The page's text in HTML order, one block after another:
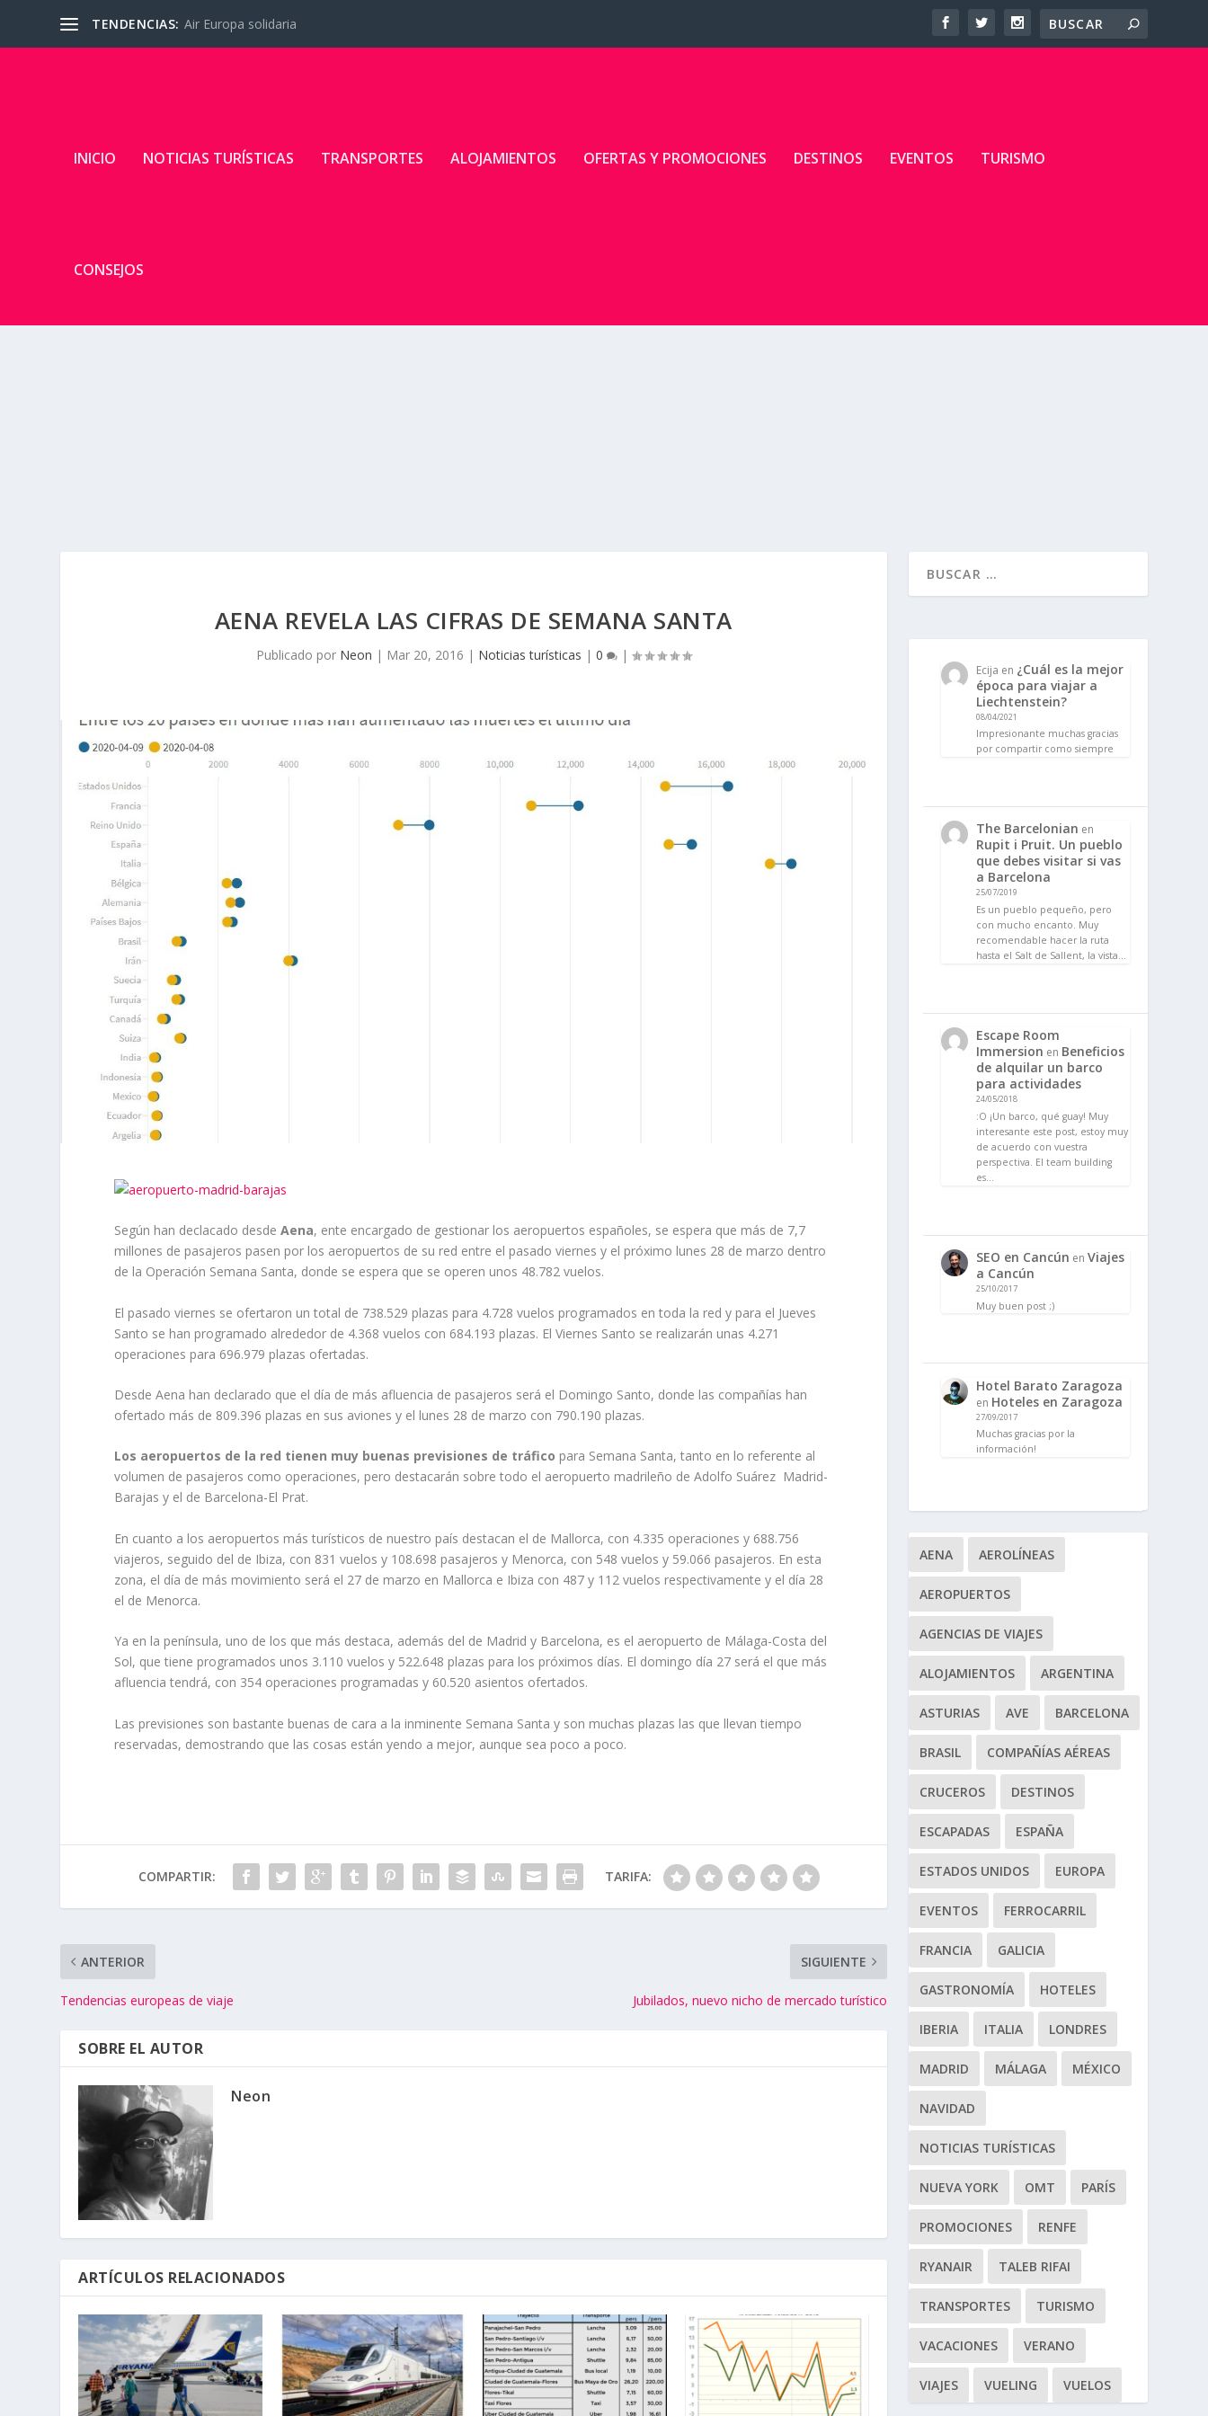
TENDENCIAS: Air Europa solidaria
INICIO NOTICIAS TURÍSTICAS TRANSPORTES ALOJAMIENTOS OFERTAS Y PROMOCIONES DESTINOS EVENTOS TURISMO
CONSEJOS
AENA REVELA LAS CIFRAS DE SEMANA SANTA
Publicado por Neon | Mar 20, 2016 | Noticias turísticas | 0 |
Según han declacado desdeAena, ente encargado de gestionar los aeropuertos españoles, se espera que más de 7,7
millones de pasajeros pasen por los aeropuertos de su red entre el pasado viernes y el próximo lunes 28 de marzo dentro
de la Operación Semana Santa, donde se espera que se operen unos 48.782 vuelos.
El pasado viernes se ofertaron un total de 738.529 plazas para 4.728 vuelos programados en toda la red y para el Jueves
Santo se han programado alrededor de 4.368 vuelos con 684.193 plazas. El Viernes Santo se realizarán unas 4.271
operaciones para 696.979 plazas ofertadas.
Desde Aena han declarado que el día de más afluencia de pasajeros será el Domingo Santo, donde las compañías han
ofertado más de 809.396 plazas en sus aviones y el lunes 28 de marzo con 790.190 plazas.
Los aeropuertos de la red tienen muy buenas previsiones de tráfico para Semana Santa, tanto en lo referente al
volumen de pasajeros como operaciones, pero destacarán sobre todo el aeropuerto madrileño de Adolfo Suárez Madrid-
Barajas y el de Barcelona-El Prat.
En cuanto a los aeropuertos más turísticos de nuestro país destacan el de Mallorca, con 4.335 operaciones y 688.756
viajeros, seguido del de Ibiza, con 831 vuelos y 108.698 pasajeros y Menorca, con 548 vuelos y 59.066 pasajeros. En esta
zona, el día de más movimiento será el 27 de marzo en Mallorca e Ibiza con 487 y 112 vuelos respectivamente y el día 28
el de Menorca.
Ya en la península, uno de los que más destaca, además del de Madrid y Barcelona, es el aeropuerto de Málaga-Costa del
Sol, que tiene programados unos 3.110 vuelos y 522.648 plazas para los próximos días. El domingo día 27 será el que más
afluencia tendrá, con 354 operaciones programadas y 60.520 asientos ofertados.
Las previsiones son bastante buenas de cara a la inminente Semana Santa y son muchas plazas las que llevan tiempo
reservadas, demostrando que las cosas están yendo a mejor, aunque sea poco a poco.
COMPARTIR: TARIFA:
ANTERIOR
Tendencias europeas de viaje
SIGUIENTE
Jubilados, nuevo nicho de mercado turístico
SOBRE EL AUTOR
Neon
ARTÍCULOS RELACIONADOS
Ecija en ¿Cuál es la mejor
época para viajar a
Liechtenstein?
08/04/2021
Impresionante muchas gracias
por compartir como siempre
The Barcelonian en
Rupit i Pruit. Un pueblo
que debes visitar si vas
a Barcelona
25/07/2019
Es un pueblo pequeño, pero
con mucho encanto. Muy
recomendable hacer la ruta
hasta el Salt de Sallent, la vista…
Escape Room
Immersion en Beneficios
de alquilar un barco
para actividades
24/05/2018
:O ¡Un barco, qué guay! Muy
interesante este post, estoy muy
de acuerdo con vuestra
perspectiva. El team building
es…
SEO en Cancún en Viajes
a Cancún
25/10/2017
Muy buen post ;)
Hotel Barato Zaragoza
en Hoteles en Zaragoza
27/09/2017
Muchas gracias por la
información!
AENA AEROLÍNEAS
AEROPUERTOS
AGENCIAS DE VIAJES
ALOJAMIENTOS ARGENTINA
ASTURIAS AVE BARCELONA
BRASIL COMPAÑÍAS AÉREAS
CRUCEROS DESTINOS
ESCAPADAS ESPAÑA
ESTADOS UNIDOS EUROPA
EVENTOS FERROCARRIL
FRANCIA GALICIA
GASTRONOMÍA HOTELES
IBERIA ITALIA LONDRES
MADRID MÁLAGA MÉXICO
NAVIDAD
NOTICIAS TURÍSTICAS
NUEVA YORK OMT PARÍS
PROMOCIONES RENFE
RYANAIR TALEB RIFAI
TRANSPORTES TURISMO
VACACIONES VERANO
VIAJES VUELING VUELOS